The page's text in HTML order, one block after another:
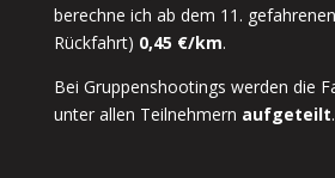
berechne ich ab dem 11.
Rückfahrt) 0,45 €/km.
Bei Gruppenshootings werden die
unter allen Teilnehmern aufgeteilt.